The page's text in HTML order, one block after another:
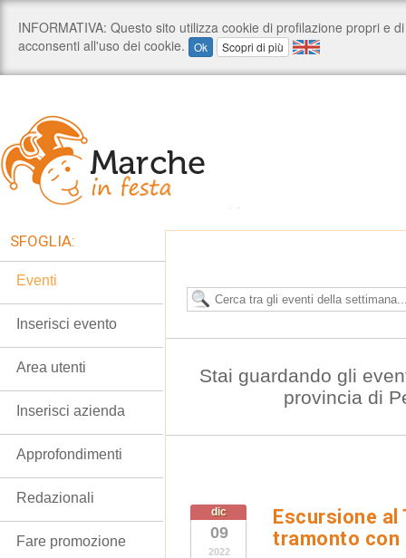
Stai guardando gli
provincia di
dic
09
2022
Escursione al
tramonto con
SFOGLIA:
Eventi
Inserisci evento
Area utenti
Inserisci azienda
Approfondimenti
Redazionali
Fare promozione